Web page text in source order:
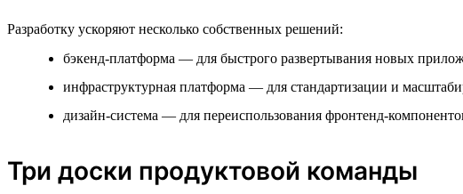
Разработку ускоряют несколько собственных решений:
бэкенд-платформа — для быстрого развертывания новых
инфраструктурная платформа — для стандартизации и
дизайн-система — для переиспользования фронтенд-
Три доски продуктовой команды